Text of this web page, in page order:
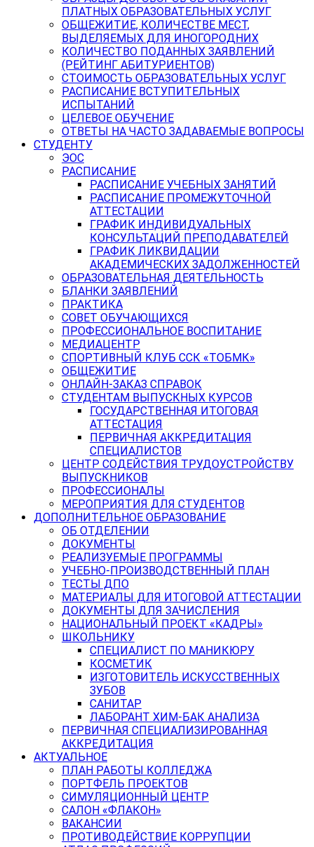
ПЛАТНЫХ ОБРАЗОВАТЕЛЬНЫХ УСЛУГ
ОБЩЕЖИТИЕ, КОЛИЧЕСТВЕ МЕСТ,
ВЫДЕЛЯЕМЫХ ДЛЯ ИНОГОРОДНИХ
КОЛИЧЕСТВО ПОДАННЫХ ЗАЯВЛЕНИЙ
(РЕЙТИНГ АБИТУРИЕНТОВ)
СТОИМОСТЬ ОБРАЗОВАТЕЛЬНЫХ УСЛУГ
РАСПИСАНИЕ ВСТУПИТЕЛЬНЫХ
ИСПЫТАНИЙ
ЦЕЛЕВОЕ ОБУЧЕНИЕ
ОТВЕТЫ НА ЧАСТО ЗАДАВАЕМЫЕ ВОПРОСЫ
СТУДЕНТУ
ЭОС
РАСПИСАНИЕ
РАСПИСАНИЕ УЧЕБНЫХ ЗАНЯТИЙ
РАСПИСАНИЕ ПРОМЕЖУТОЧНОЙ
АТТЕСТАЦИИ
ГРАФИК ИНДИВИДУАЛЬНЫХ
КОНСУЛЬТАЦИЙ ПРЕПОДАВАТЕЛЕЙ
ГРАФИК ЛИКВИДАЦИИ
АКАДЕМИЧЕСКИХ ЗАДОЛЖЕННОСТЕЙ
ОБРАЗОВАТЕЛЬНАЯ ДЕЯТЕЛЬНОСТЬ
БЛАНКИ ЗАЯВЛЕНИЙ
ПРАКТИКА
СОВЕТ ОБУЧАЮЩИХСЯ
ПРОФЕССИОНАЛЬНОЕ ВОСПИТАНИЕ
МЕДИАЦЕНТР
СПОРТИВНЫЙ КЛУБ ССК «ТОБМК»
ОБЩЕЖИТИЕ
ОНЛАЙН-ЗАКАЗ СПРАВОК
СТУДЕНТАМ ВЫПУСКНЫХ КУРСОВ
ГОСУДАРСТВЕННАЯ ИТОГОВАЯ
АТТЕСТАЦИЯ
ПЕРВИЧНАЯ АККРЕДИТАЦИЯ
СПЕЦИАЛИСТОВ
ЦЕНТР СОДЕЙСТВИЯ ТРУДОУСТРОЙСТВУ
ВЫПУСКНИКОВ
ПРОФЕССИОНАЛЫ
МЕРОПРИЯТИЯ ДЛЯ СТУДЕНТОВ
ДОПОЛНИТЕЛЬНОЕ ОБРАЗОВАНИЕ
ОБ ОТДЕЛЕНИИ
ДОКУМЕНТЫ
РЕАЛИЗУЕМЫЕ ПРОГРАММЫ
УЧЕБНО-ПРОИЗВОДСТВЕННЫЙ ПЛАН
ТЕСТЫ ДПО
МАТЕРИАЛЫ ДЛЯ ИТОГОВОЙ АТТЕСТАЦИИ
ДОКУМЕНТЫ ДЛЯ ЗАЧИСЛЕНИЯ
НАЦИОНАЛЬНЫЙ ПРОЕКТ «КАДРЫ»
ШКОЛЬНИКУ
СПЕЦИАЛИСТ ПО МАНИКЮРУ
КОСМЕТИК
ИЗГОТОВИТЕЛЬ ИСКУССТВЕННЫХ
ЗУБОВ
САНИТАР
ЛАБОРАНТ ХИМ-БАК АНАЛИЗА
ПЕРВИЧНАЯ СПЕЦИАЛИЗИРОВАННАЯ
АККРЕДИТАЦИЯ
АКТУАЛЬНОЕ
ПЛАН РАБОТЫ КОЛЛЕДЖА
ПОРТФЕЛЬ ПРОЕКТОВ
СИМУЛЯЦИОННЫЙ ЦЕНТР
САЛОН «ФЛАКОН»
ВАКАНСИИ
ПРОТИВОДЕЙСТВИЕ КОРРУПЦИИ